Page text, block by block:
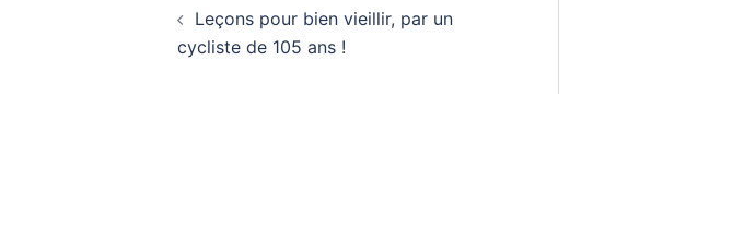
d’articleLeçons pour bien vieillir, par un
cycliste de 105 ans !